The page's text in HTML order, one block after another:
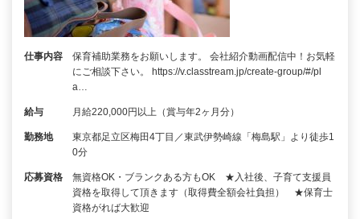
仕事内容
保育補助業務をお願いします。 会社紹介動画配信中！お気軽
にご相談下さい。 https://v.classtream.jp/create-group/#/pl
a…
給与 月給220,000円以上（賞与年2ヶ月分）
勤務地
東京都足立区梅田4丁目／東武伊勢崎線「梅島駅」より徒歩1
0分
応募資格
無資格OK・ブランクある方もOK ★入社後、子育て支援員
資格を取得して頂きます（取得費全額会社負担） ★保育士
資格がれば大歓迎